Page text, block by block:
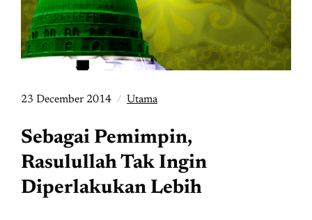
23 December 2014 Utama
Sebagai Pemimpin,
Rasulullah Tak Ingin
Diperlakukan Lebih